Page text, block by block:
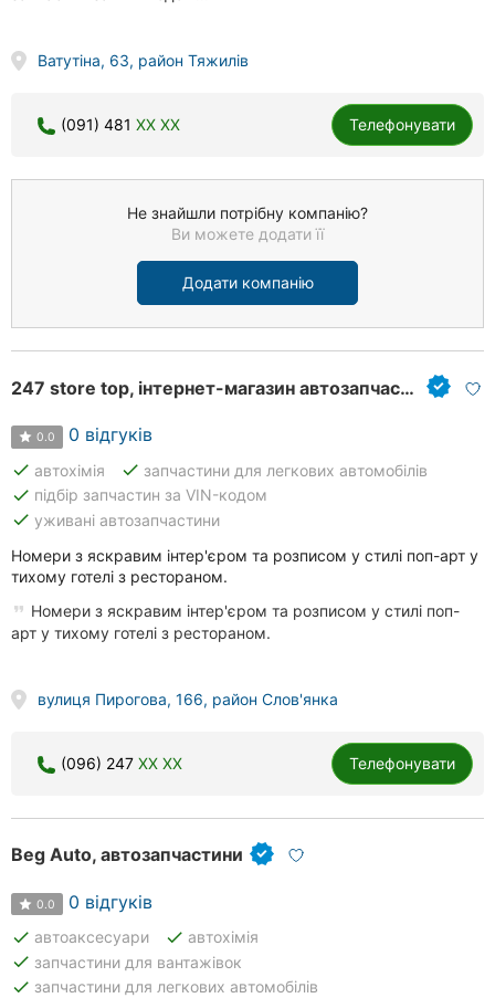
Ватутіна, 63, район Тяжилів
(091) 481 XX XX Телефонувати
Не знайшли потрібну компанію?
Ви можете додати її
Додати компанію
247 store top, інтернет-магазин автозапчастин
0.0 0 відгуків
done автохімія done запчастини для легкових автомобілів
done підбір запчастин за VIN-кодом
done уживані автозапчастини
Номери з яскравим інтер'єром та розписом у стилі поп-арт у
тихому готелі з рестораном.
Номери з яскравим інтер'єром та розписом у стилі поп-
арт у тихому готелі з рестораном.
вулиця Пирогова, 166, район Слов'янка
(096) 247 XX XX Телефонувати
Beg Auto, автозапчастини
0.0 0 відгуків
done автоаксесуари done автохімія
done запчастини для вантажівок
done запчастини для легкових автомобілів